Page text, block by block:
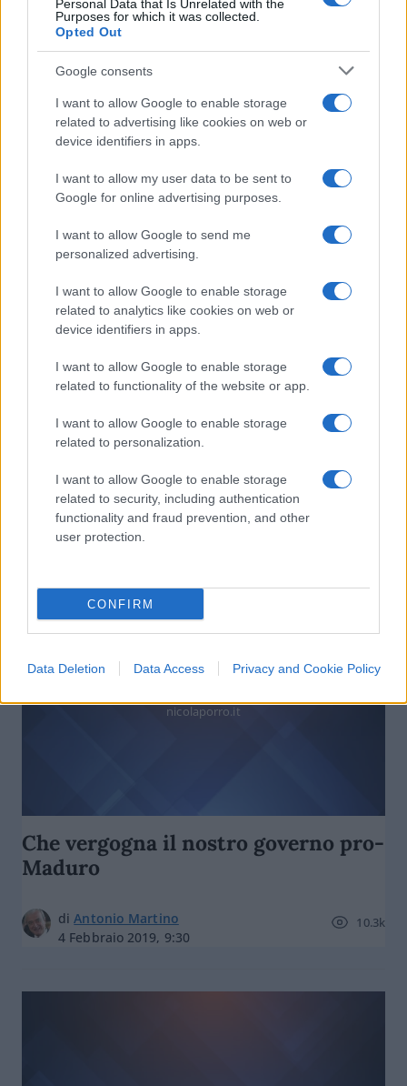
Personal Data that Is Unrelated with the
Purposes for which it was collected.
Opted Out
Google consents
I want to allow Google to enable storage
related to advertising like cookies on web or
device identifiers in apps.
I want to allow my user data to be sent to
Google for online advertising purposes.
I want to allow Google to send me
personalized advertising.
I want to allow Google to enable storage
related to analytics like cookies on web or
device identifiers in apps.
I want to allow Google to enable storage
related to functionality of the website or app.
I want to allow Google to enable storage
related to personalization.
I want to allow Google to enable storage
related to security, including authentication
functionality and fraud prevention, and other
user protection.
CONFIRM
Data Deletion Data Access Privacy and Cookie Policy
Il giallo dei quattrini di Maduro ai
grillini
diAndrea Amata
15 Giugno 2020, 16:51
nicolaporro.it
Maduro unico colpevole di una
eventuale escalation militare in
Venezuela
diRoberto Penna
nicolaporro.it
Che vergogna il nostro governo pro-
Maduro
diAntonio Martino
4 Febbraio 2019, 9:30
10.3k